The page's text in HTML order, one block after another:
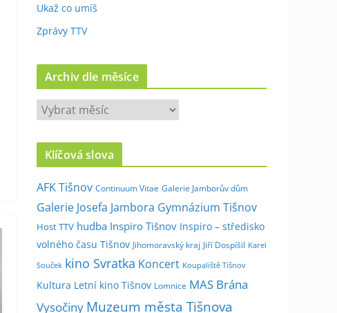
Ukaž co umíš
Zprávy TTV
Archiv dle měsíce
A
c
v
d
l
e
m
ě
Klíčová slova
AFK Tišnov Continuum Vitae Galerie Jamborův dům
Galerie Josefa Jambora Gymnázium Tišnov
Host TTV hudba Inspiro Tišnov Inspiro – středisko
volného času Tišnov Jihomoravský kraj Jiří Dospíšil Karel
Souček kino Svratka Koncert Koupaliště Tišnov
Kultura Letní kino Tišnov Lomnice MAS Brána
Vysočiny Muzeum města Tišnova